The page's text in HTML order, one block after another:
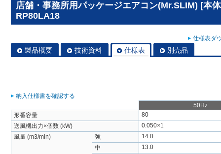
店舗・事務所用パッケージエアコン(Mr.SLIM) [本
RP80LA18
仕様表ダ
製品概要 技術資料 仕様表 別売品
納入仕様書を確認する
50Hz
形番容量
80
送風機出力×個数 (kW)
0.050×1
風量 (m3/min)
強
14.0
中
13.0